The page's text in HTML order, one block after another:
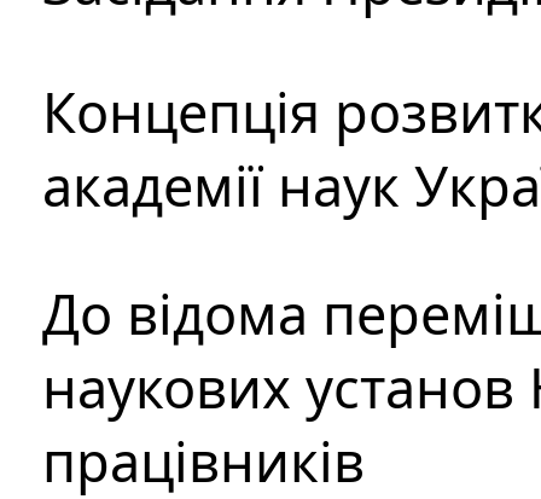
Концепція
академії наук
До відома
наукових установ
працівників